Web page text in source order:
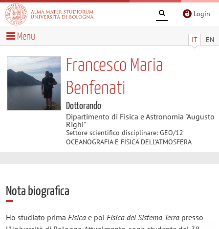
Login
IT EN
Menu
Francesco Maria
Benfenati
Dottorando
Dipartimento di Fisica e Astronomia "Augusto
Righi"
Settore scientifico disciplinare: GEO/12
OCEANOGRAFIA E FISICA DELL'ATMOSFERA
Nota biografica
Ho studiato prima Fisicae poi Fisica del Sistema Terrapresso